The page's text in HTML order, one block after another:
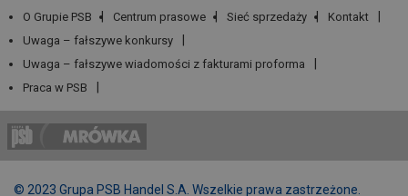
O Grupie PSB Centrum prasowe Sieć sprzedaży
Kontakt
Uwaga – fałszywe konkursy
Uwaga – fałszywe wiadomości z fakturami proforma
Praca w PSB
© 2023 Grupa PSB Handel S.A. Wszelkie prawa zastrzeżone.